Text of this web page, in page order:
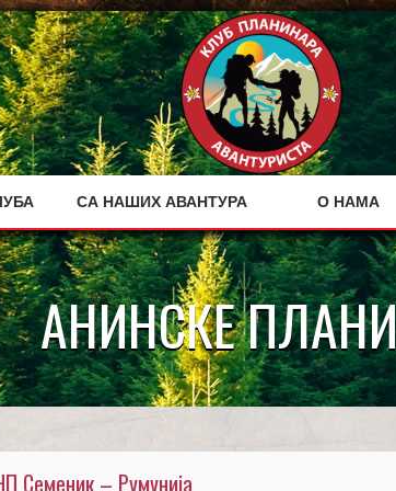
СА НАШИХ АВАНТУРА О НАМА
АНИНСКЕ
Семеник – Румунија